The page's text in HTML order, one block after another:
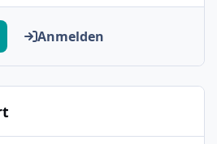
Anmelden